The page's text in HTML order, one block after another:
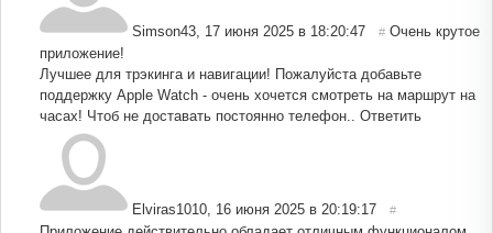
Simson43 17 июня 2025 в 18:20:47 # Очень крутое
приложение!
Лучшее для трэкинга и навигации! Пожалуйста добавьте
поддержку Apple Watch - очень хочется смотреть на маршрут на
часах! Чтоб не доставать постоянно телефон..
Ответить
Elviras1010 16 июня 2025 в 20:19:17 #